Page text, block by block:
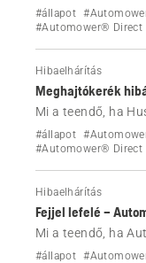
robotfűnyíróján
hibaüzenet?
#állapot
#Automower® Direct
Hibaelhárítás
Meghajtókerék
Mi a teendő, ha
robotfűnyíróján
hibaüzenet?
#állapot
#Automower® Direct
Hibaelhárítás
Fejjel lefelé –
Mi a teendő, ha
megjelenik a „Fejjel
#állapot